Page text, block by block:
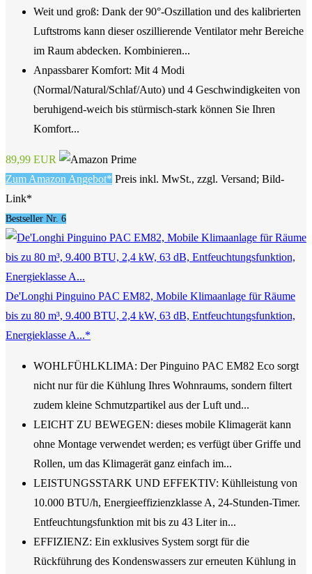
Weit und groß: Dank der 90°-Oszillation und des kalibrierten
Luftstroms kann dieser oszillierende Ventilator mehr Bereiche
im Raum abdecken. Kombinieren...
Anpassbarer Komfort: Mit 4 Modi
(Normal/Natural/Schlaf/Auto) und 4 Geschwindigkeiten von
beruhigend-weich bis stürmisch-stark können Sie Ihren
Komfort...
89,99 EUR
Zum Amazon Angebot* Preis inkl. MwSt., zzgl. Versand; Bild-
Link*
Bestseller Nr. 6
De'Longhi Pinguino PAC EM82, Mobile Klimaanlage für Räume
bis zu 80 m³, 9.400 BTU, 2,4 kW, 63 dB, Entfeuchtungsfunktion,
Energieklasse A...*
WOHLFÜHLKLIMA: Der Pinguino PAC EM82 Eco sorgt
nicht nur für die Kühlung Ihres Wohnraums, sondern filtert
zudem kleine Schmutzpartikel aus der Luft und...
LEICHT ZU BEWEGEN: dieses mobile Klimagerät kann
ohne Montage verwendet werden; es verfügt über Griffe und
Rollen, um das Klimagerät ganz einfach im...
LEISTUNGSSTARK UND EFFEKTIV: Kühlleistung von
10.000 BTU/h, Energieeffizienzklasse A, 24-Stunden-Timer.
Entfeuchtungsfunktion mit bis zu 43 Liter in...
EFFIZIENZ: Ein exklusives System sorgt für die
Rückführung des Kondenswassers zur erneuten Kühlung in